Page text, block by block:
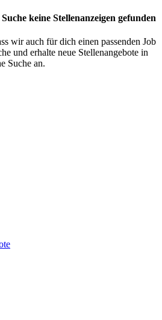
keine Stellenanzeigen gefunden
wir auch für dich einen passenden Job
und erhalte neue Stellenangebote in
Suche an.